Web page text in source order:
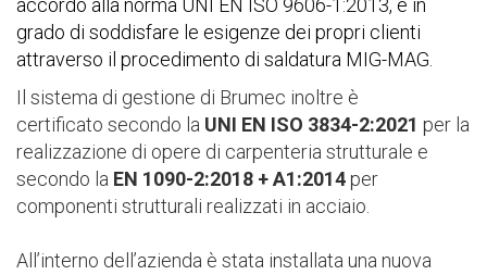
accordo alla norma UNI EN ISO 9606-1:2013, è in
grado di soddisfare le esigenze dei propri clienti
attraverso il procedimento di saldatura MIG-MAG.
Il sistema di gestione di Brumec inoltre è
certificato secondo la UNI EN ISO 3834-2:2021 per la
realizzazione di opere di carpenteria strutturale e
secondo la EN 1090-2:2018 + A1:2014 per
componenti strutturali realizzati in acciaio.
All’interno dell’azienda è stata installata una nuova